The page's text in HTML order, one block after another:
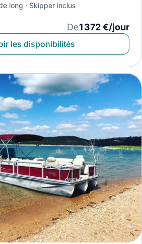
long
Skipper inclus
De1 372 €/jour
les disponibilités